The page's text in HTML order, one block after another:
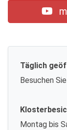
Täglich
Besuchen
Montag bis